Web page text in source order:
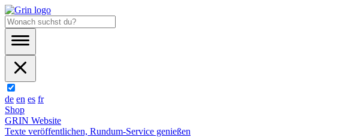
de en es fr
Shop
GRIN Website
Texte veröffentlichen, Rundum-Service genießen